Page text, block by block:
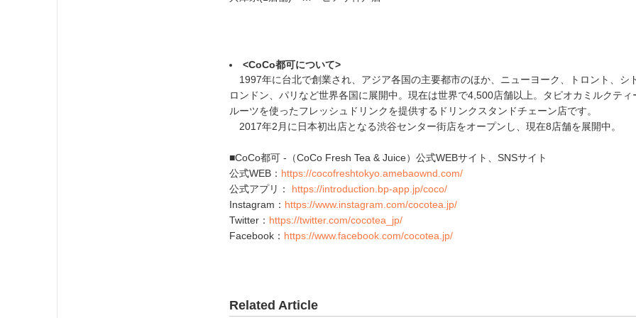
<CoCo都可について>
1997年に台北で創業され、アジア各国の主要都市のほか、ニューヨーク、トロント、シ
ロンドン、パリなど世界各国に展開中。現在は世界で4,500店舗以上。タピオカミルクティ
ルーツを使ったフレッシュドリンクを提供するドリンクスタンドチェーン店です。
2017年2月に日本初出店となる渋谷センター街店をオープンし、現在8店舗を展開中。
■CoCo都可 -（CoCo Fresh Tea & Juice）公式WEBサイト、SNSサイト
公式WEB： https://cocofreshtokyo.amebaownd.com/
公式アプリ： https://introduction.bp-app.jp/coco/
Instagram： https://www.instagram.com/cocotea.jp/
Twitter： https://twitter.com/cocotea_jp/
Facebook： https://www.facebook.com/cocotea.jp/
Related Article